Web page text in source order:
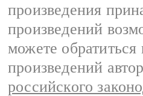
произведения
произведений
можете обратиться
произведений
российского